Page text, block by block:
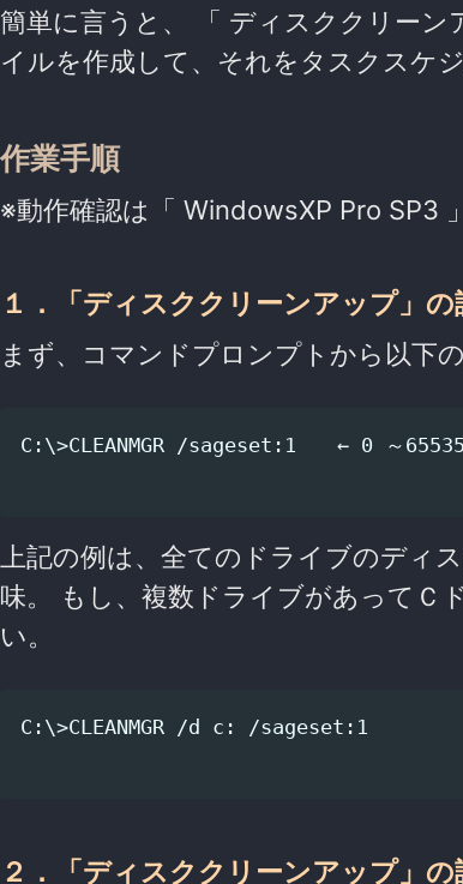
簡単に言うと、 「 ディスククリー
イルを作成して、それをタスクスケ
作業手順
※動作確認は「 WindowsXP Pro SP3
１．「ディスククリーンアップ」の
まず、コマンドプロンプトから以下の
C:\>CLEANMGR /sageset:1　　← 0 ～
上記の例は、全てのドライブのディ
味。 もし、複数ドライブがあってＣ
い。
C:\>CLEANMGR /d c: /sageset:1
２．「ディスククリーンアップ」の